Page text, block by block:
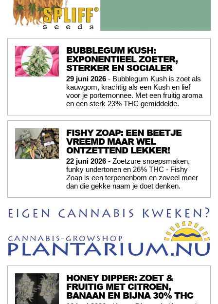
BUBBLEGUM KUSH:
EXPONENTIEEL ZOETER,
STERKER EN SOCIALER
29 juni 2026 - Bubblegum Kush is zoet als
kauwgom, krachtig als een Kush en lief
voor je portemonnee. Met een fruitig aroma
en een sterk 23% THC gemiddelde.
FISHY ZOAP: EEN BEETJE
VREEMD MAAR WEL
ONTZETTEND LEKKER!
22 juni 2026 - Zoetzure snoepsmaken,
funky undertonen en 26% THC - Fishy
Zoap is een terpenenbom en zoveel meer
dan die gekke naam je doet denken.
HONEY DIPPER: ZOET &
FRUITIG MET CITROEN,
BANAAN EN BIJNA 30% THC